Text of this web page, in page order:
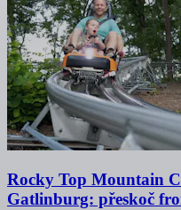
Rocky Top Mountain
Gatlinburg: přeskoč